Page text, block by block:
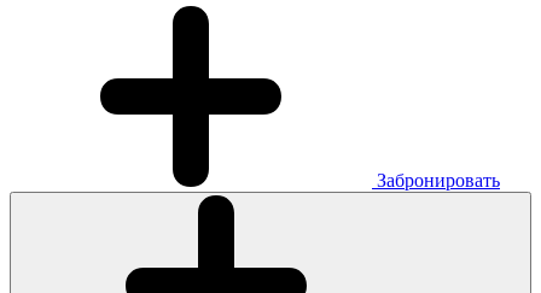
Забронировать